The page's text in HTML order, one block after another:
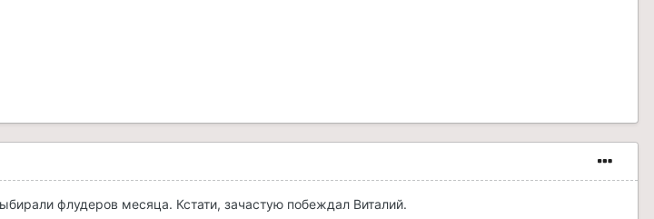
флудеров месяца. Кстати, зачастую побеждал Виталий.